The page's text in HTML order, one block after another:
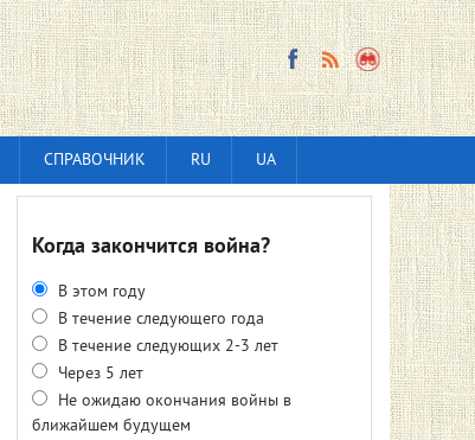
СПРАВОЧНИК RU UA
Когда закончится война?
В этом году
В течение следующего года
В течение следующих 2-3 лет
Через 5 лет
Не ожидаю окончания войны в
ближайшем будущем